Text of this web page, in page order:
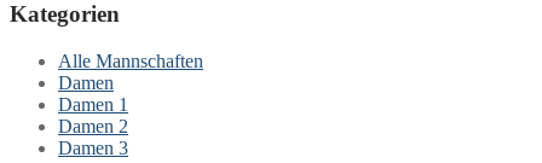
Kategorien
Alle Mannschaften
Damen
Damen 1
Damen 2
Damen 3